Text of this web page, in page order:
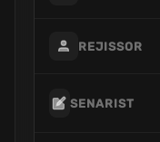
REJISSOR
SENARIST